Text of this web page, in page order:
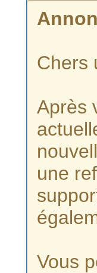
Chers
Après
une
Vous